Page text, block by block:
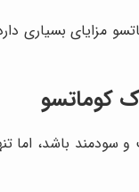
مزایای بسیاری
کوماتسو
سودمند باشد،